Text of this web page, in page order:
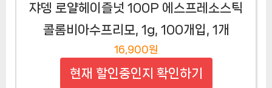
쟈뎅 로얄헤이즐넛 100P 에스프레소스틱
콜롬비아수프리모, 1g, 100개입, 1개
16,900원
현재 할인중인지 확인하기